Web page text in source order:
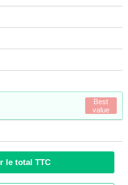
Best
value
le total TTC